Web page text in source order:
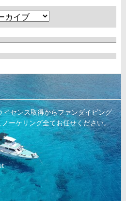
イセンス取得からファンダイビング
ーケリング全てお任せください。